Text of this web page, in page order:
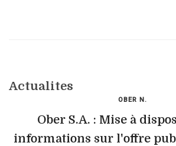
Actualites
OBER N.
Ober S.A. : Mise à
informations sur l'offre